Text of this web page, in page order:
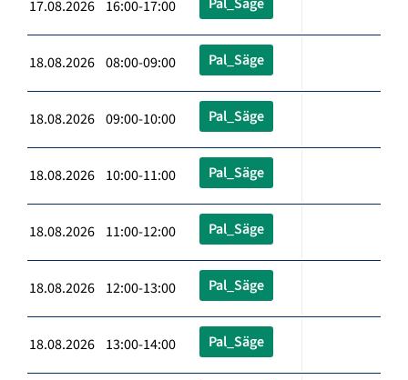
17.08.2026 16:00-17:00
18.08.2026 08:00-09:00 Pal_Säge
18.08.2026 09:00-10:00 Pal_Säge
18.08.2026 10:00-11:00 Pal_Säge
18.08.2026 11:00-12:00 Pal_Säge
18.08.2026 12:00-13:00 Pal_Säge
18.08.2026 13:00-14:00 Pal_Säge